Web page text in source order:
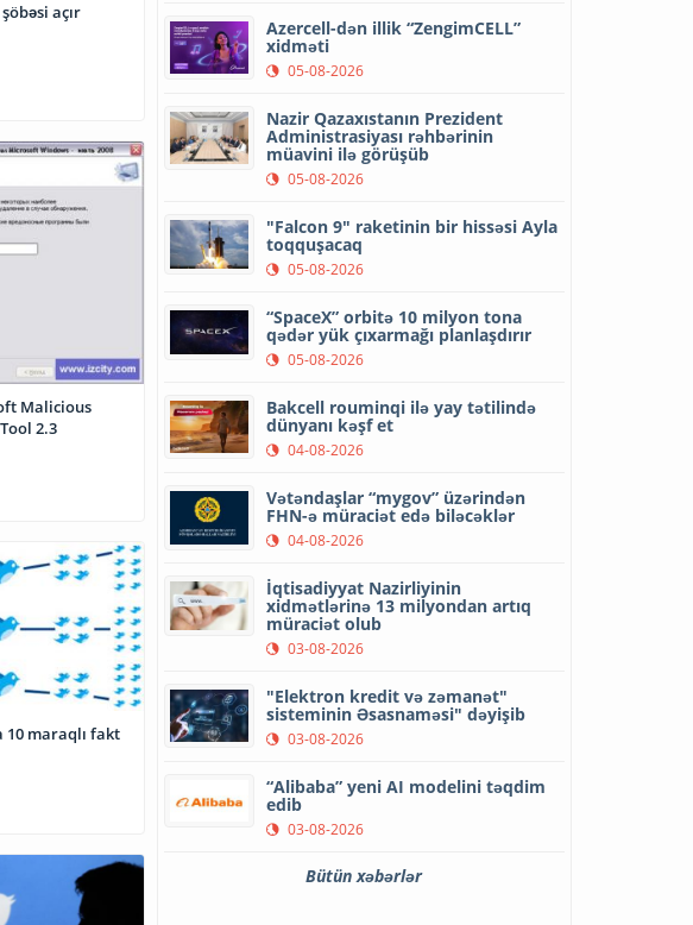
açır
Malicious
2.3
maraqlı fakt
Azercell-dən illik “ZengimCELL”
xidməti
05-08-2026
Nazir Qazaxıstanın Prezident
Administrasiyası rəhbərinin
müavini ilə görüşüb
05-08-2026
"Falcon 9" raketinin bir hissəsi Ayla
toqquşacaq
05-08-2026
“SpaceX” orbitə 10 milyon tona
qədər yük çıxarmağı planlaşdırır
05-08-2026
Bakcell rouminqi ilə yay tətilində
dünyanı kəşf et
04-08-2026
Vətəndaşlar “mygov” üzərindən
FHN-ə müraciət edə biləcəklər
04-08-2026
İqtisadiyyat Nazirliyinin
xidmətlərinə 13 milyondan artıq
müraciət olub
03-08-2026
"Elektron kredit və zəmanət"
sisteminin Əsasnaməsi" dəyişib
03-08-2026
“Alibaba” yeni AI modelini təqdim
edib
03-08-2026
Bütün xəbərlər